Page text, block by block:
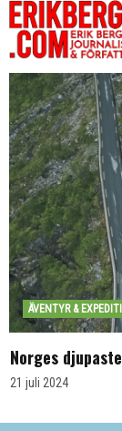
ÄVENTYR &
Norges
21 juli 2024